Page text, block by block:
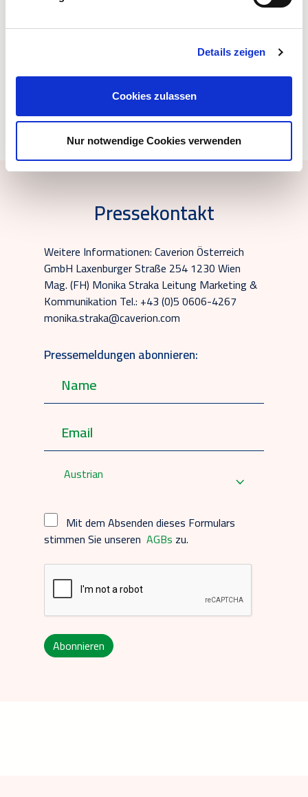
Details zeigen
Cookies zulassen
Nur notwendige Cookies verwenden
High
Low
High
quality
Low
quality
High
Low
Pressekontakt
Weitere Informationen: Caverion Österreich
GmbH Laxenburger Straße 254 1230 Wien
Mag. (FH) Monika Straka Leitung Marketing &
Kommunikation Tel.: +43 (0)5 0606-4267
monika.straka@caverion.com
Pressemeldungen abonnieren:
Austrian
Mit dem Absenden dieses Formulars
stimmen Sie unseren AGBs zu.
Abonnieren